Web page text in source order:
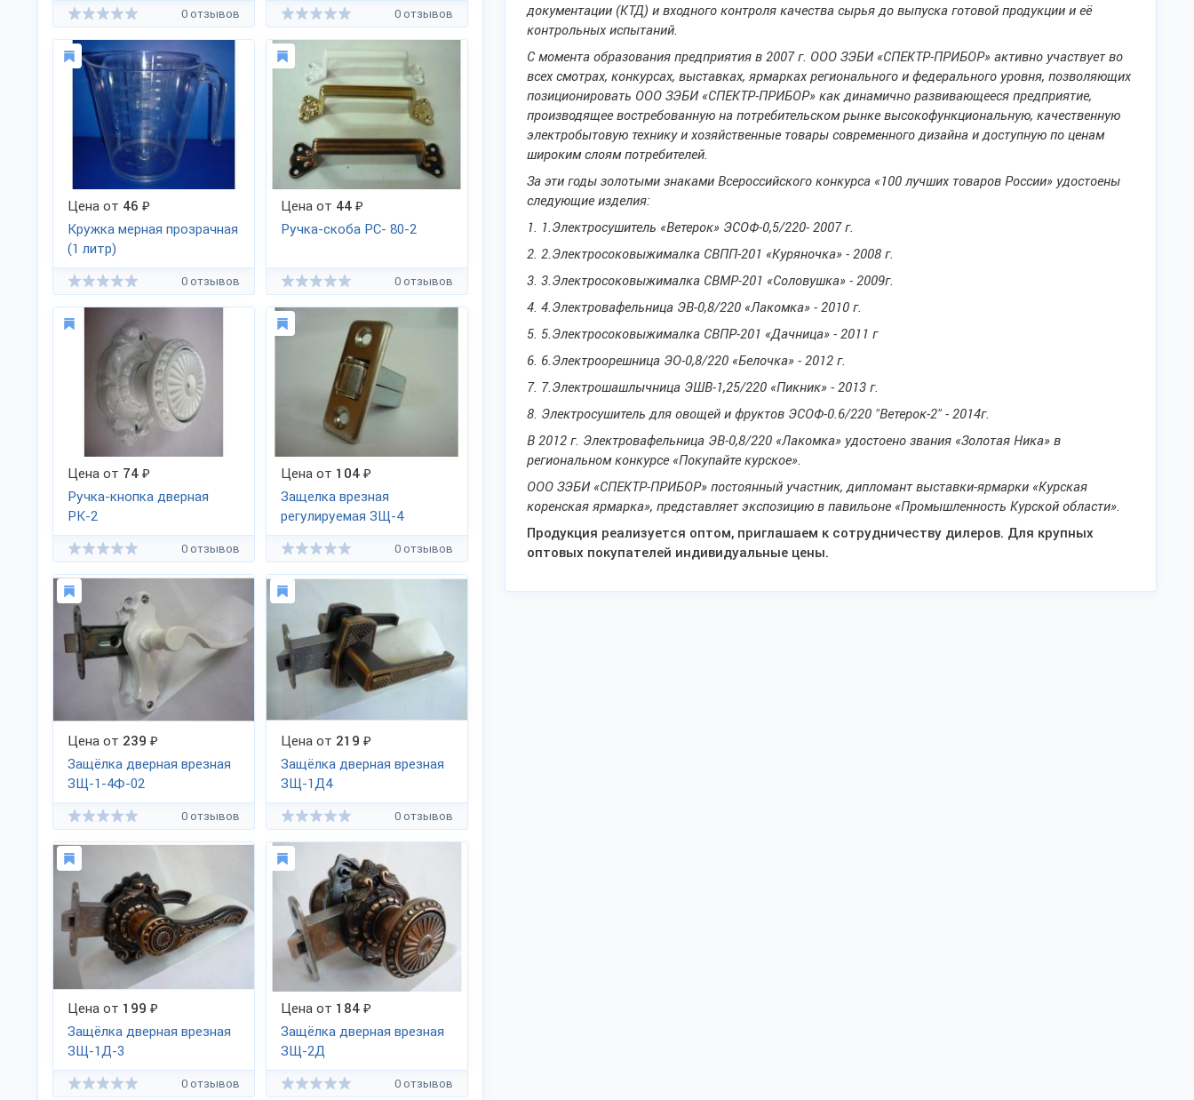
документации (КТД) и входного контроля качества сырья до выпуска готовой продукции и её
контрольных испытаний.
С момента образования предприятия в 2007 г. ООО ЗЭБИ «СПЕКТР-ПРИБОР» активно участвует во
всех смотрах, конкурсах, выставках, ярмарках регионального и федерального уровня, позволяющих
позиционировать ООО ЗЭБИ «СПЕКТР-ПРИБОР» как динамично развивающееся предприятие,
производящее востребованную на потребительском рынке высокофункциональную, качественную
электробытовую технику и хозяйственные товары современного дизайна и доступную по ценам
широким слоям потребителей.
За эти годы золотыми знаками Всероссийского конкурса «100 лучших товаров России» удостоены
следующие изделия:
1. 1.Электросушитель «Ветерок» ЭСОФ-0,5/220- 2007 г.
2. 2.Электросоковыжималка СВПП-201 «Куряночка» - 2008 г.
3. 3.Электросоковыжималка СВМР-201 «Соловушка» - 2009г.
4. 4.Электровафельница ЭВ-0,8/220 «Лакомка» - 2010 г.
5. 5.Электросоковыжималка СВПР-201 «Дачница» - 2011 г
6. 6.Электроорешница ЭО-0,8/220 «Белочка» - 2012 г.
7. 7.Электрошашлычница ЭШВ-1,25/220 «Пикник» - 2013 г.
8. Электросушитель для овощей и фруктов ЭСОФ-0.6/220 "Ветерок-2" - 2014г.
В 2012 г. Электровафельница ЭВ-0,8/220 «Лакомка» удостоено звания «Золотая Ника» в
региональном конкурсе «Покупайте курское».
ООО ЗЭБИ «СПЕКТР-ПРИБОР» постоянный участник, дипломант выставки-ярмарки «Курская
коренская ярмарка», представляет экспозицию в павильоне «Промышленность Курской области».
Продукция реализуется оптом, приглашаем к сотрудничеству дилеров. Для крупных
оптовых покупателей индивидуальные цены.
0 отзывов 0 отзывов
Цена от 46 ₽
Кружка мерная прозрачная
(1 литр)
0 отзывов
Цена от 44 ₽
Ручка-скоба PC- 80-2
0 отзывов
Цена от 74 ₽
Ручка-кнопка дверная
РК-2
0 отзывов
Цена от 104 ₽
Защелка врезная
регулируемая ЗЩ-4
0 отзывов
Цена от 239 ₽
Защёлка дверная врезная
ЗЩ-1-4Ф-02
0 отзывов
Цена от 219 ₽
Защёлка дверная врезная
ЗЩ-1Д4
0 отзывов
Цена от 199 ₽
Защёлка дверная врезная
ЗЩ-1Д-3
0 отзывов
Цена от 184 ₽
Защёлка дверная врезная
ЗЩ-2Д
0 отзывов